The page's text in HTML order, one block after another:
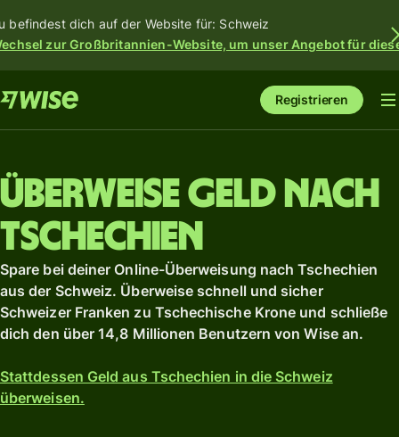
befindest dich auf der Website für: Schweiz
zur Großbritannien-Website, um unser Angebot für
Registrieren
Überweise Geld nach
Tschechien
Spare bei deiner Online-Überweisung nach Tschechien
aus der Schweiz. Überweise schnell und sicher
Schweizer Franken zu Tschechische Krone und schließe
dich den über 14,8 Millionen Benutzern von Wise an.
Stattdessen Geld aus Tschechien in die Schweiz
überweisen.